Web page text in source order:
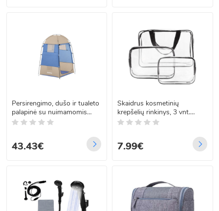
Persirengimo, dušo ir tualeto
palapinė su nuimamomis
grindimis, 190 x 110 x 110
43.43€
Skaidrus kosmetinių
krepšelių rinkinys, 3 vnt.
Soulima 21448
7.99€